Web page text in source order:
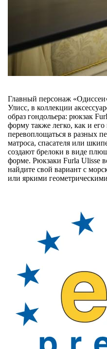
Главный персонаж
Улисс, в коллекции
образ гондольера: рюкзак
форму также легко, как и
перевоплощаться в разных
матроса, спасателя или
создают брелоки в виде
форме. Рюкзаки Furla Ulisse
найдите свой вариант с
или яркими